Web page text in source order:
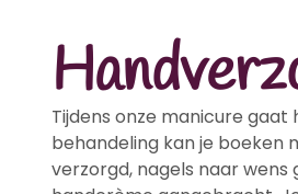
Tijdens onze manicure
behandeling kan je boeken
verzorgd, nagels naar